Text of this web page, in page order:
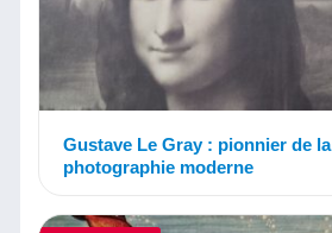
Gustave Le Gray : pionnier de la
photographie moderne